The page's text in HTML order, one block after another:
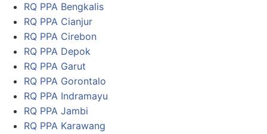
RQ PPA Bengkalis
RQ PPA Cianjur
RQ PPA Cirebon
RQ PPA Depok
RQ PPA Garut
RQ PPA Gorontalo
RQ PPA Indramayu
RQ PPA Jambi
RQ PPA Karawang